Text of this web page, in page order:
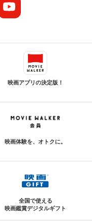
映画アプリの決定版！
映画体験を、オトクに。
全国で使える
映画鑑賞デジタルギフト